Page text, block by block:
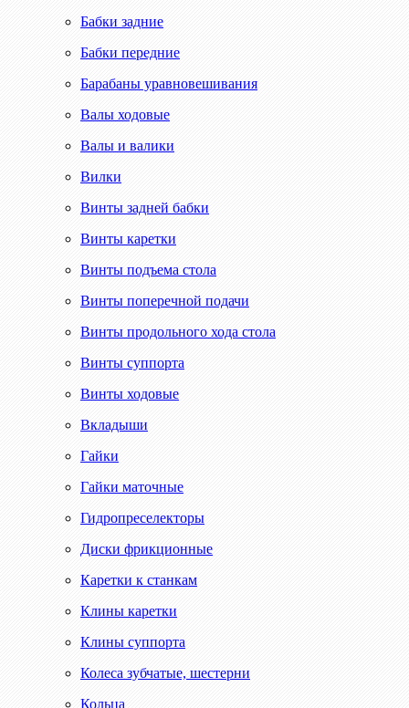
Бабки задние
Бабки передние
Барабаны уравновешивания
Валы ходовые
Валы и валики
Вилки
Винты задней бабки
Винты каретки
Винты подъема стола
Винты поперечной подачи
Винты продольного хода стола
Винты суппорта
Винты ходовые
Вкладыши
Гайки
Гайки маточные
Гидропреселекторы
Диски фрикционные
Каретки к станкам
Клины каретки
Клины суппорта
Колеса зубчатые, шестерни
Кольца